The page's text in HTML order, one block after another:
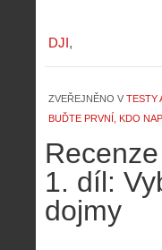
DJI
ZVEŘEJNĚNO V TESTY
BUĎTE PRVNÍ, KDO
1. díl:
dojmy